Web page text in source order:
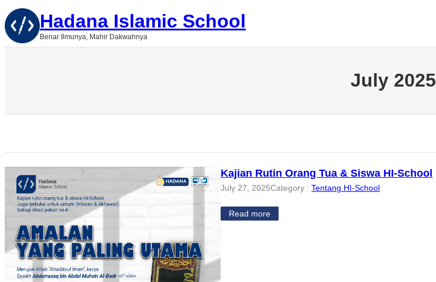
Skip
to
content
Hadana Islamic School
Benar Ilmunya, Mahir Dakwahnya
July 2025
Kajian Rutin Orang Tua & Siswa HI-School
July 27, 2025Category :Tentang HI-School
Read more